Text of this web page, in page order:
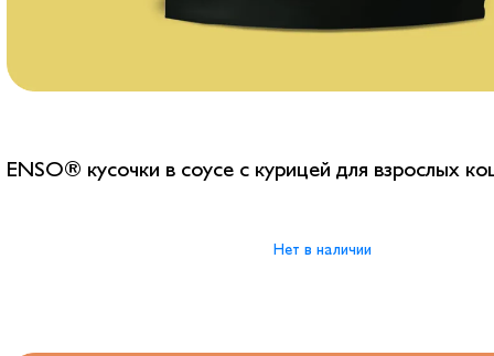
ENSO® кусочки в соусе с курицей для взрослых
Нет в наличии